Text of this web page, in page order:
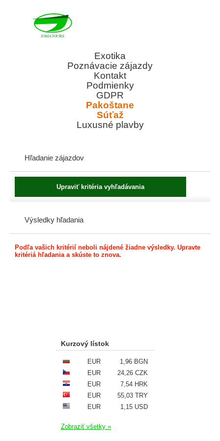
Exotika
Poznávacie zájazdy
Kontakt
Podmienky
GDPR
Pakoštane
Súťaž
Luxusné plavby
Hľadanie zájazdov
Výsledky hľadania
Podľa vašich kritérií neboli nájdené žiadne výsledky. Upravte
kritériá hľadania a skúste to znova.
Kurzový lístok
EUR
1,96 BGN
EUR
24,26 CZK
EUR
7,54 HRK
EUR
55,03 TRY
EUR
1,15 USD
Zobraziť všetky »